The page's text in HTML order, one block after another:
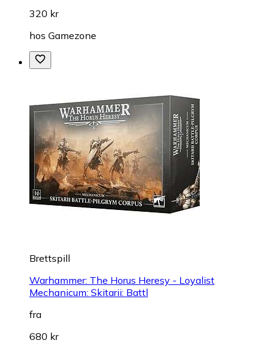
320 kr
hos Gamezone
Brettspill
Warhammer: The Horus Heresy - Loyalist
Mechanicum: Skitarii: Battl
fra
680 kr